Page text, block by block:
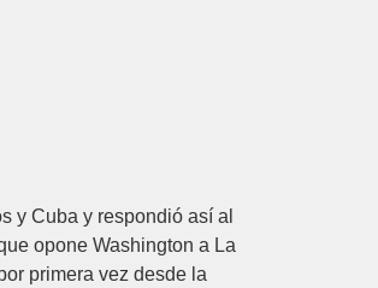
y Cuba y respondió así al
opone Washington a La
primera vez desde la